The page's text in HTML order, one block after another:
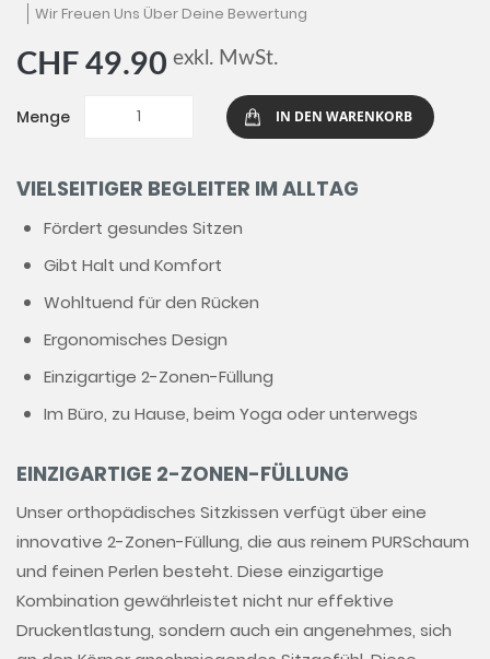
Wir Freuen Uns Über Deine Bewertung
CHF 49.90 exkl. MwSt.
Menge IN DEN WARENKORB
VIELSEITIGER BEGLEITER IM ALLTAG
Fördert gesundes Sitzen
Gibt Halt und Komfort
Wohltuend für den Rücken
Ergonomisches Design
Einzigartige 2-Zonen-Füllung
Im Büro, zu Hause, beim Yoga oder unterwegs
EINZIGARTIGE 2-ZONEN-FÜLLUNG
Unser orthopädisches Sitzkissen verfügt über eine
innovative 2-Zonen-Füllung, die aus reinem PURSchaum
und feinen Perlen besteht. Diese einzigartige
Kombination gewährleistet nicht nur effektive
Druckentlastung, sondern auch ein angenehmes, sich
Zum
Anfang
der
Bildgalerie